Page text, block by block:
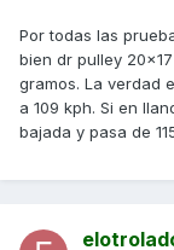
Por todas las
bien dr pulley
gramos. La verdad
a 109 kph. Si en
bajada y pasa de